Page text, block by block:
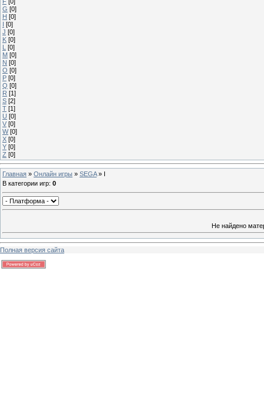
G [0]
H [0]
I [0]
J [0]
K [0]
L [0]
M [0]
N [0]
O [0]
P [0]
Q [0]
R [1]
S [2]
T [1]
U [0]
V [0]
W [0]
X [0]
Y [0]
Z [0]
Главная » Онлайн игры » SEGA» I
В категории игр: 0
Не найдено
Полная версия сайта